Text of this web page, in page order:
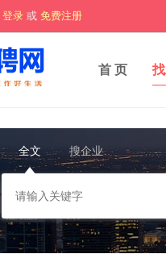
登录 或 免费注册
首 页
全文 搜企业